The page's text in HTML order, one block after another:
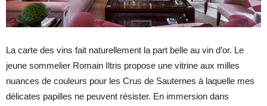
La carte des vins fait naturellement la part belle au vin d’or. Le
jeune sommelier Romain Iltris propose une vitrine aux milles
nuances de couleurs pour les Crus de Sauternes à laquelle mes
délicates papilles ne peuvent résister. En immersion dans